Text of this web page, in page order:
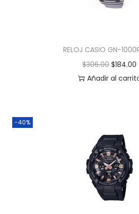
RELOJ CASIO GN-
$306.00 $184.00
Añadir al
-40%